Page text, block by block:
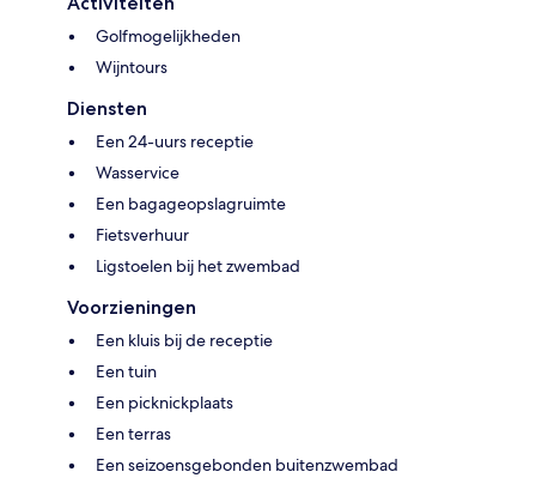
Golfmogelijkheden
Wijntours
Diensten
Een 24-uurs receptie
Wasservice
Een bagageopslagruimte
Fietsverhuur
Ligstoelen bij het zwembad
Voorzieningen
Een kluis bij de receptie
Een tuin
Een picknickplaats
Een terras
Een seizoensgebonden buitenzwembad